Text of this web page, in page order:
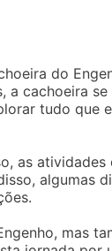
do
a cachoeira
tudo que
as
algumas
mas